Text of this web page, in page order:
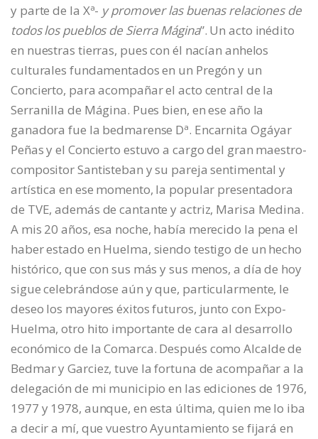
y parte de la Xª- y promover las buenas relaciones de
todos los pueblos de Sierra Mágina”. Un acto inédito
en nuestras tierras, pues con él nacían anhelos
culturales fundamentados en un Pregón y un
Concierto, para acompañar el acto central de la
Serranilla de Mágina. Pues bien, en ese año la
ganadora fue la bedmarense Dª. Encarnita Ogáyar
Peñas y el Concierto estuvo a cargo del gran maestro-
compositor Santisteban y su pareja sentimental y
artística en ese momento, la popular presentadora
de TVE, además de cantante y actriz, Marisa Medina.
A mis 20 años, esa noche, había merecido la pena el
haber estado en Huelma, siendo testigo de un hecho
histórico, que con sus más y sus menos, a día de hoy
sigue celebrándose aún y que, particularmente, le
deseo los mayores éxitos futuros, junto con Expo-
Huelma, otro hito importante de cara al desarrollo
económico de la Comarca. Después como Alcalde de
Bedmar y Garciez, tuve la fortuna de acompañar a la
delegación de mi municipio en las ediciones de 1976,
1977 y 1978, aunque, en esta última, quien me lo iba
a decir a mí, que vuestro Ayuntamiento se fijará en